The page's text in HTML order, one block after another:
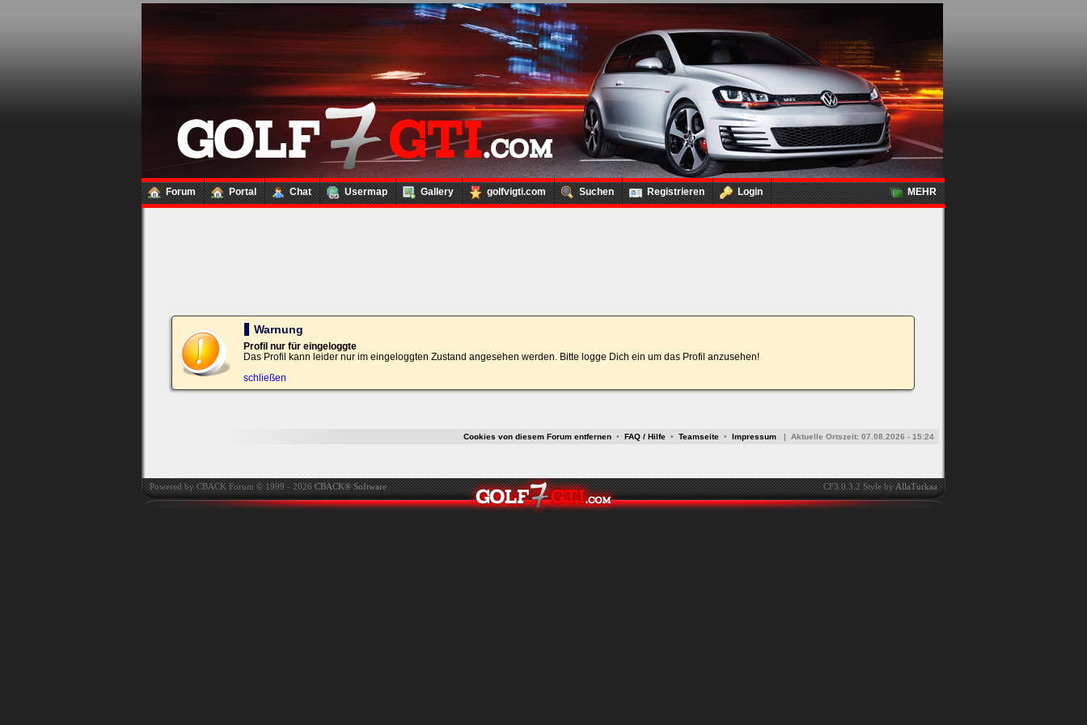
Forum Portal Chat Usermap Gallery golfvigti.com Suchen Registrieren Login MEHR
Loginbox
Trage
bitte
in
die
nachfolgenden
Felder
Deinen
Benutzernamen
und
Kennwort
ein,
um
Bei jedem Besuch
automatisch einloggen.
Warnung
Profil nur für eingeloggte
Das Profil kann leider nur im eingeloggten Zustand angesehen werden. Bitte logge Dich ein um das Profil anzusehen!
schließen
Cookies von diesem Forum entfernen • FAQ / Hilfe • Teamseite • Impressum | Aktuelle Ortszeit: 07.08.2026 - 15:24
Powered by CBACK Forum © 1999 - 2026CBACK® Software CF3.0.3.2 Style byAllaTurkaa